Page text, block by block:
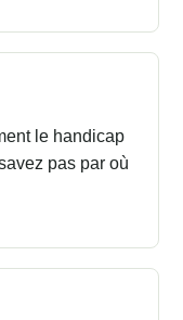
le handicap
pas par où